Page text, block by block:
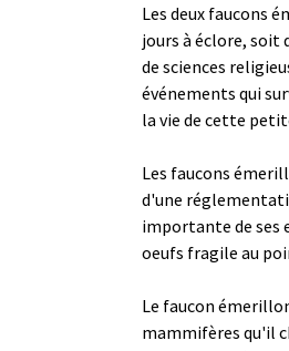
Les deux faucons
jours à éclore, soit
de sciences
événements qui
la vie de cette
Les faucons
d'une
importante de ses
oeufs fragile au
Le faucon
mammifères qu'il